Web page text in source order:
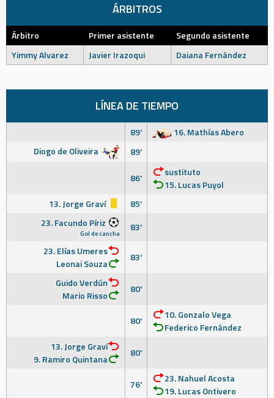
ÁRBITROS
Árbitro Primer asistente
Segundo asistente
Yimmy Alvarez
Javier Irazoqui Daiana Fernández
LÍNEA DE TIEMPO
89'
16. Mathías Abero
Diogo de Oliveira
89'
86'
sustituto
15. Lucas Puyol
13. Jorge Graví
85'
23. Facundo Píriz
Gol de cancha
83'
23. Elías Umeres
Leonai Souza
83'
Guido Verdún
Mario Risso
80'
80'
10. Gonzalo Vega
Federico Fernández
13. Jorge Graví
9. Ramiro Quintana
80'
76'
23. Nahuel Acosta
19. Lucas Ontivero